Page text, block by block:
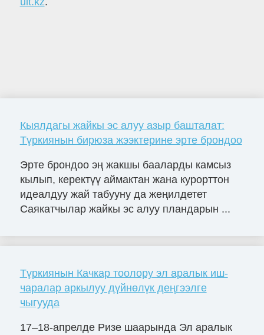
Кыялдагы жайкы эс алуу азыр башталат:
Түркиянын бирюза жээктерине эрте брондоо
Эрте брондоо эң жакшы бааларды камсыз
кылып, керектүү аймактан жана курорттон
идеалдуу жай табууну да жеңилдетет
Саякатчылар жайкы эс алуу пландарын ...
Түркиянын Качкар тоолору эл аралык иш-
чаралар аркылуу дүйнөлүк деңгээлге
чыгууда
17–18-апрелде Ризе шаарында Эл аралык